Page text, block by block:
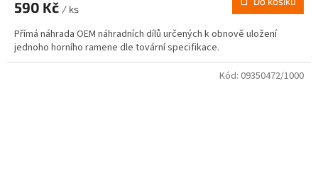
590 Kč / ks
Přímá náhrada OEM náhradních dílů určených k obnově uložení
jednoho horního ramene dle tovární specifikace.
Kód: 09350472/1000